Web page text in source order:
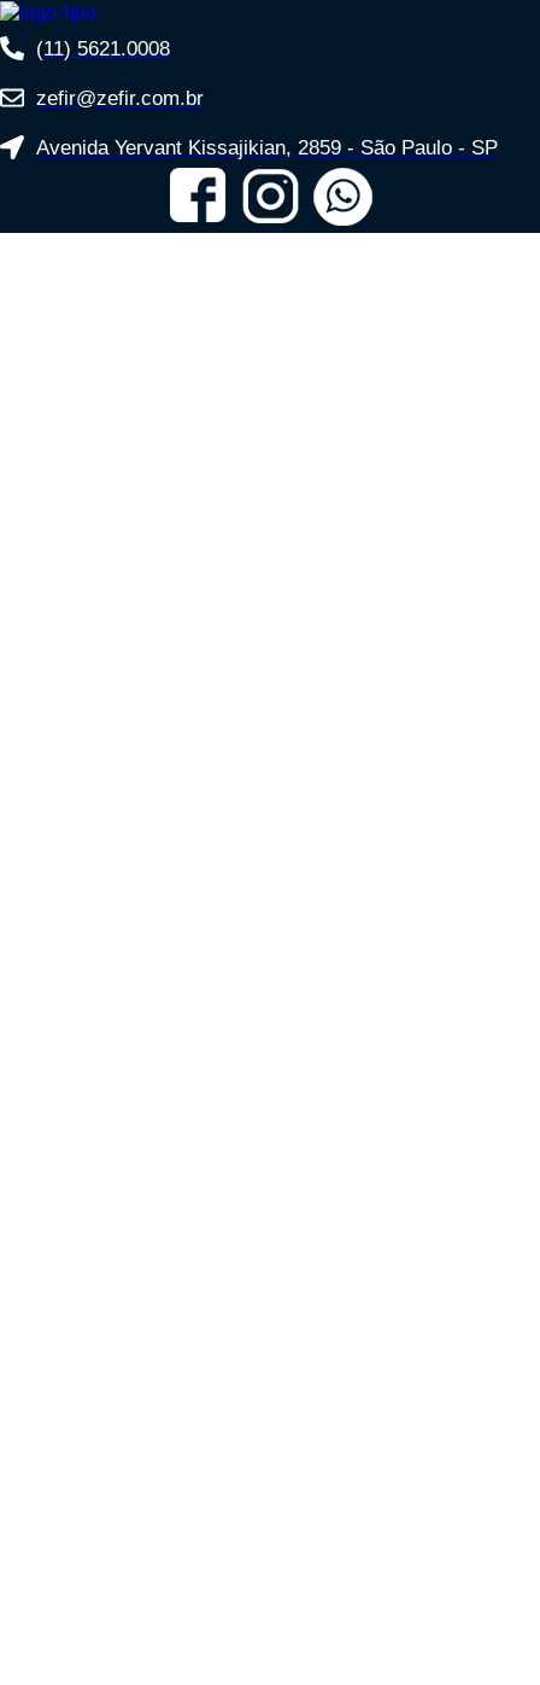
(11) 5621.0008
zefir@zefir.com.br
Avenida Yervant Kissajikian, 2859 - São Paulo - SP